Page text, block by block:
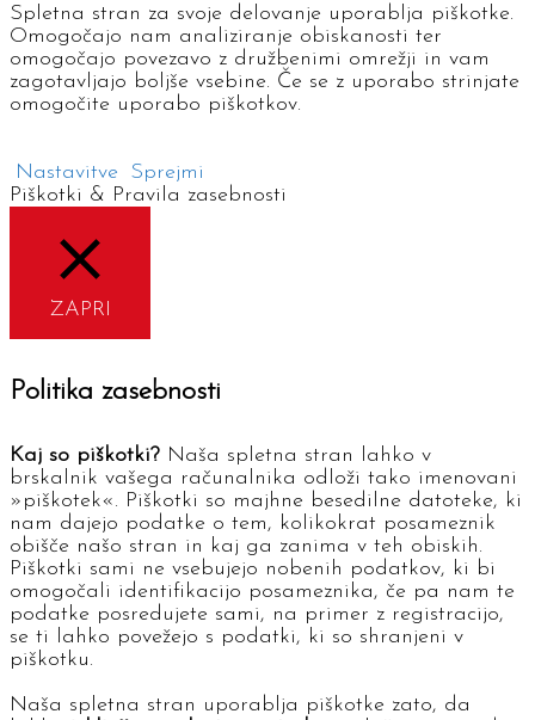
Spletna stran za svoje delovanje uporablja piškotke.
Omogočajo nam analiziranje obiskanosti ter
omogočajo povezavo z družbenimi omrežji in vam
zagotavljajo boljše vsebine. Če se z uporabo strinjate
omogočite uporabo piškotkov.
Nastavitve
Sprejmi
Piškotki & Pravila zasebnosti
ZAPRI
Politika zasebnosti
Kaj so piškotki? Naša spletna stran lahko v
brskalnik vašega računalnika odloži tako imenovani
»piškotek«. Piškotki so majhne besedilne datoteke, ki
nam dajejo podatke o tem, kolikokrat posameznik
obišče našo stran in kaj ga zanima v teh obiskih.
Piškotki sami ne vsebujejo nobenih podatkov, ki bi
omogočali identifikacijo posameznika, če pa nam te
podatke posredujete sami, na primer z registracijo,
se ti lahko povežejo s podatki, ki so shranjeni v
piškotku.
Naša spletna stran uporablja piškotke zato, da